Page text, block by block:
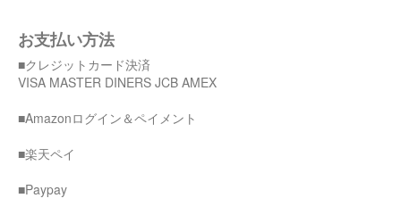
お支払い方法
■クレジットカード決済
VISA MASTER DINERS JCB AMEX
■Amazonログイン＆ペイメント
■楽天ペイ
■Paypay